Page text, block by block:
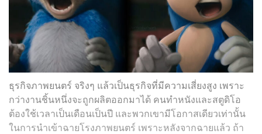
​ธุรกิจภาพยนตร์ จริงๆ แล้วเป็นธุรกิจที่มีความเสี่ยงสูง เพราะ
กว่างานชิ้นหนึ่งจะถูกผลิตออกมาได้ คนทำหนังและสตูดิโอ
ต้องใช้เวลาเป็นเดือนเป็นปี และพวกเขามีโอกาสเดียวเท่านั้น
ในการนำเข้าฉายโรงภาพยนตร์ เพราะหลังจากฉายแล้ว ถ้า